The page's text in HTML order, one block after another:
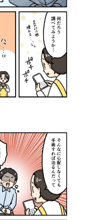
前第2ビル1階
こちら